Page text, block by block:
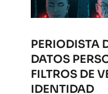
PERIODISTA
DATOS
FILTROS DE
IDENTIDAD